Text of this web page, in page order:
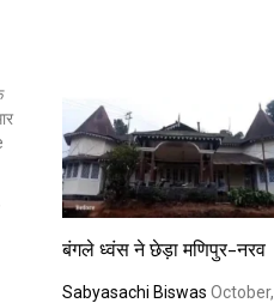
बंगले ध्वंस ने छेड़ा मणिपुर-नरव
Sabyasachi Biswas October,